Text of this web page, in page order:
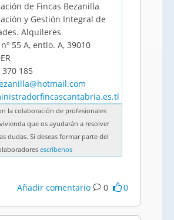
de Fincas Bezanilla
y Gestión Integral de
Alquileres
55 A, entlo. A, 39010
185
la colaboración de profesionales
que os ayudarán a resolver
dudas. Si deseas formar parte del
escríbenos
Añadir comentario 0 0